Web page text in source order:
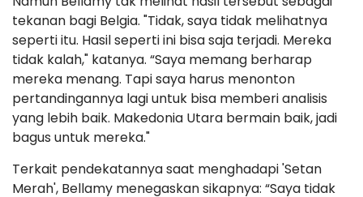
tekanan bagi Belgia. "Tidak, saya tidak melihatnya
seperti itu. Hasil seperti ini bisa saja terjadi. Mereka
tidak kalah," katanya. “Saya memang berharap
mereka menang. Tapi saya harus menonton
pertandingannya lagi untuk bisa memberi analisis
yang lebih baik. Makedonia Utara bermain baik, jadi
bagus untuk mereka."
Terkait pendekatannya saat menghadapi 'Setan
Merah', Bellamy menegaskan sikapnya: “Saya tidak